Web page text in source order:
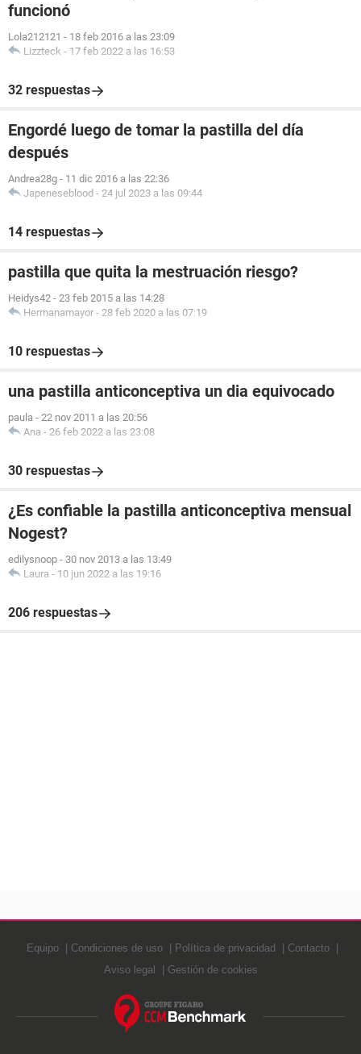
funcionó
Lola212121 - 18 feb 2016 a las 23:09
Lizzteck - 17 feb 2022 a las 16:53
32 respuestas
Engordé luego de tomar la pastilla del día
después
Andrea28g - 11 dic 2016 a las 22:36
Japeneseblood - 24 jul 2023 a las 09:44
14 respuestas
pastilla que quita la mestruación riesgo?
Heidys42 - 23 feb 2015 a las 14:28
Hermanamayor - 28 feb 2020 a las 07:19
10 respuestas
una pastilla anticonceptiva un dia equivocado
paula - 22 nov 2011 a las 20:56
Ana - 26 feb 2022 a las 23:08
30 respuestas
¿Es confiable la pastilla anticonceptiva mensual
Nogest?
edilysnoop - 30 nov 2013 a las 13:49
Laura - 10 jun 2022 a las 19:16
206 respuestas
Equipo Condiciones de uso Política de privacidad
Contacto
Aviso legal
Gestión de cookies